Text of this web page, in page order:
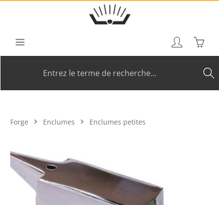
Passer au contenu principal
Le
Forge Enclumes Enclumes petites